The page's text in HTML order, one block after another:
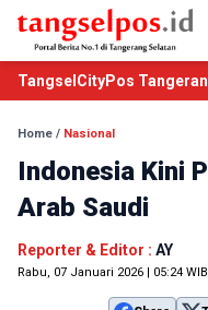
TangselCityPos
Home / Nasional
Indonesia Kini
Arab Saudi
Reporter & Editor : AY
Rabu, 07 Januari 2026 | 05:24 WIB